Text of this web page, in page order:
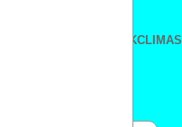
VER TODOS LOS BKCLIMAS